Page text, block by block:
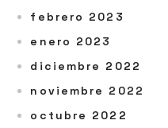
febrero 2023
enero 2023
diciembre 2022
noviembre 2022
octubre 2022